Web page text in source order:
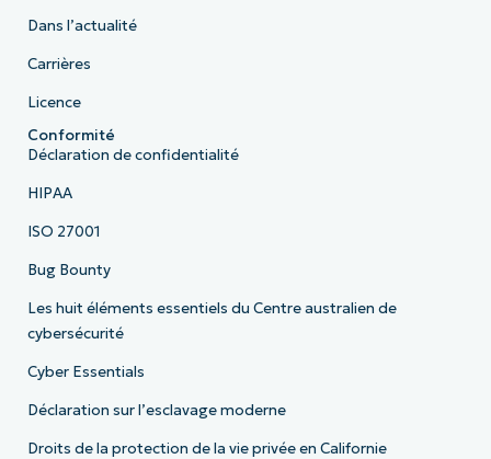
Dans l’actualité
Carrières
Licence
Conformité
Déclaration de confidentialité
HIPAA
ISO 27001
Bug Bounty
Les huit éléments essentiels du Centre australien de
cybersécurité
Cyber Essentials
Déclaration sur l’esclavage moderne
Droits de la protection de la vie privée en Californie